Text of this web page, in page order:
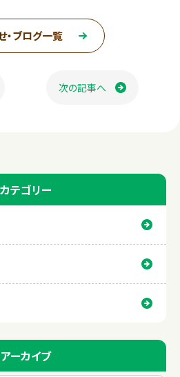
n
e
・ブログ一覧
次の記事へ
カテゴリー
アーカイブ